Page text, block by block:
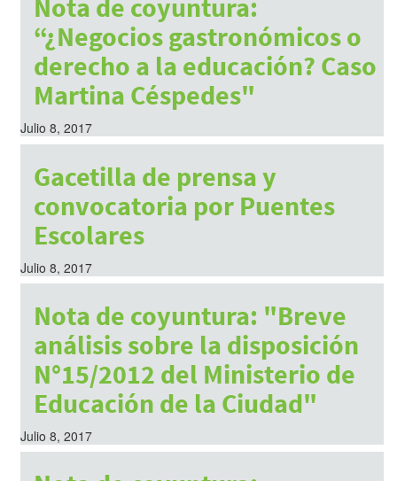
Nota de coyuntura:
“¿Negocios gastronómicos o
derecho a la educación? Caso
Martina Céspedes"
Julio 8, 2017
Gacetilla de prensa y
convocatoria por Puentes
Escolares
Julio 8, 2017
Nota de coyuntura: "Breve
análisis sobre la disposición
N°15/2012 del Ministerio de
Educación de la Ciudad"
Julio 8, 2017